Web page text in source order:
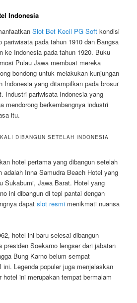
Indonesia
Slot Bet Kecil PG Soft kondisi
pariwisata pada tahun 1910 dan Bangsa
ke Indonesia pada tahun 1920. Buku
Pulau Jawa membuat mereka
bondong untuk melakukan kunjungan
Indonesia yang ditampilkan pada brosur
Industri pariwisata Indonesia yang
mendorong berkembangnya industri
itu.
DIBANGUN SETELAH INDONESIA
hotel pertama yang dibangun setelah
Inna Samudra Beach Hotel yang
Sukabumi, Jawa Barat. Hotel yang
ini dibangun di tepi pantai dengan
dapatslot resmi menikmati nuansa
hotel ini baru selesai dibangun
Soekarno lengser dari jabatan
Bung Karno belum sempat
Legenda populer juga menjelaskan
ini merupakan tempat bermalam